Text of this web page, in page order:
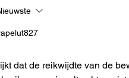
je keuken
in te richten
dat de reikwijdte van de